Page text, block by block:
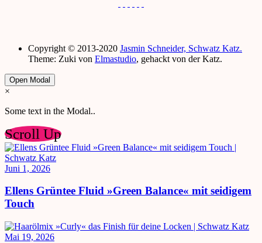
Copyright © 2013-2020 Jasmin Schneider, Schwatz Katz.
Theme: Zuki von Elmastudio, gehackt von der Katz.
Open Modal
×
Some text in the Modal..
Scroll Up
Juni 1, 2026
Ellens Grüntee Fluid »Green Balance« mit seidigem
Touch
Mai 19, 2026